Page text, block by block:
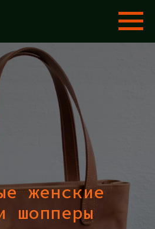
женские
шопперы